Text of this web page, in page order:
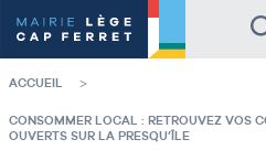
au
contenu
de
la
au
pied
de
page
ACCUEIL
CONSOMMER LOCAL : RETROUVEZ VOS
OUVERTS SUR LA PRESQU’ÎLE